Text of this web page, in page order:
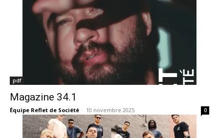
pdf
Magazine 34.1
Équipe Reflet de Société - 10 novembre 2025 0